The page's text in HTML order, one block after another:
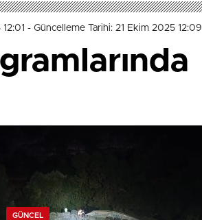
- Güncelleme Tarihi: 21 Ekim 2025 12:09
GÜNCEL